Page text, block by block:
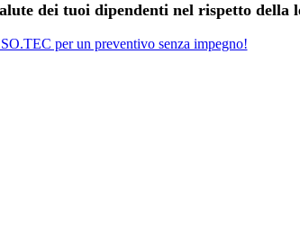
dei tuoi dipendenti nel rispetto della
per un preventivo senza impegno!